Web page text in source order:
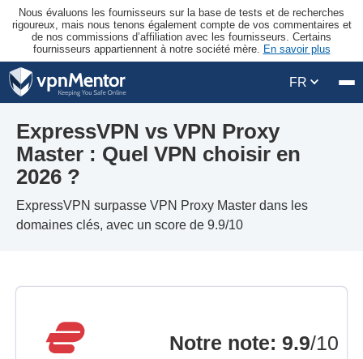
Nous évaluons les fournisseurs sur la base de tests et de recherches
rigoureux, mais nous tenons également compte de vos commentaires et
de nos commissions d’affiliation avec les fournisseurs. Certains
fournisseurs appartiennent à notre société mère. En savoir plus
FR
ExpressVPN vs VPN Proxy
Master : Quel VPN choisir en
2026 ?
ExpressVPN surpasse VPN Proxy Master dans les
domaines clés, avec un score de 9.9/10
Notre note: 9.9/10